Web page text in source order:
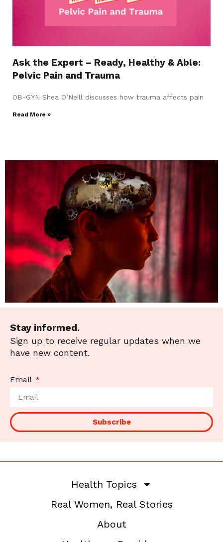
Ask the Expert – Ready, Healthy & Able:
Pelvic Pain and Trauma
OB-GYN Shea O’Neill discusses how trauma affects pain
Read More »
Stay informed.
Sign up to receive regular updates when we
have new content.
Email
Subscribe
Health Topics
Real Women, Real Stories
About